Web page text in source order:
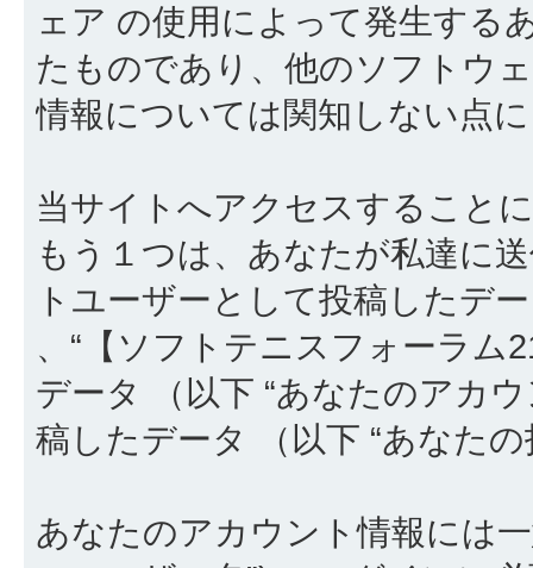
ェア の使用によって発生する
たものであり、他のソフトウ
情報については関知しない点
当サイトへアクセスすること
もう１つは、あなたが私達に
トユーザーとして投稿したデ
、“【ソフトテニスフォーラム
データ （以下 “あなたのアカ
稿したデータ （以下 “あなた
あなたのアカウント情報には